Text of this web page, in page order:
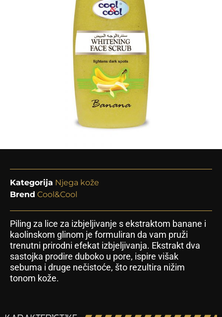
Kategorija Njega kože
Brend Cool&Cool
Piling za lice za izbjeljivanje s ekstraktom banane i
kaolinskom glinom je formuliran da vam pruži
trenutni prirodni efekat izbjeljivanja. Ekstrakt dva
sastojka prodire duboko u pore, ispire višak
sebuma i druge nečistoće, što rezultira nižim
tonom kože.